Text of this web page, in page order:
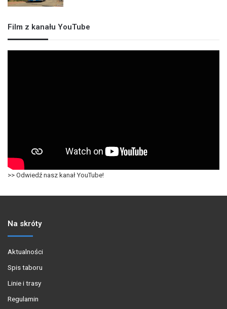
Film z kanału YouTube
>> Odwiedź nasz kanał YouTube!
Na skróty
Aktualności
Spis taboru
Linie i trasy
Regulamin